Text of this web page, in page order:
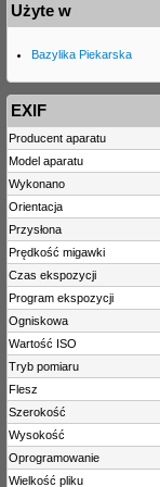
Użyte w
Bazylika Piekarska
EXIF
Producent aparatu
Model aparatu
Wykonano
Orientacja
Przysłona
Prędkość migawki
Czas ekspozycji
Program ekspozycji
Ogniskowa
Wartość ISO
Tryb pomiaru
Flesz
Szerokość
Wysokość
Oprogramowanie
Wielkość pliku